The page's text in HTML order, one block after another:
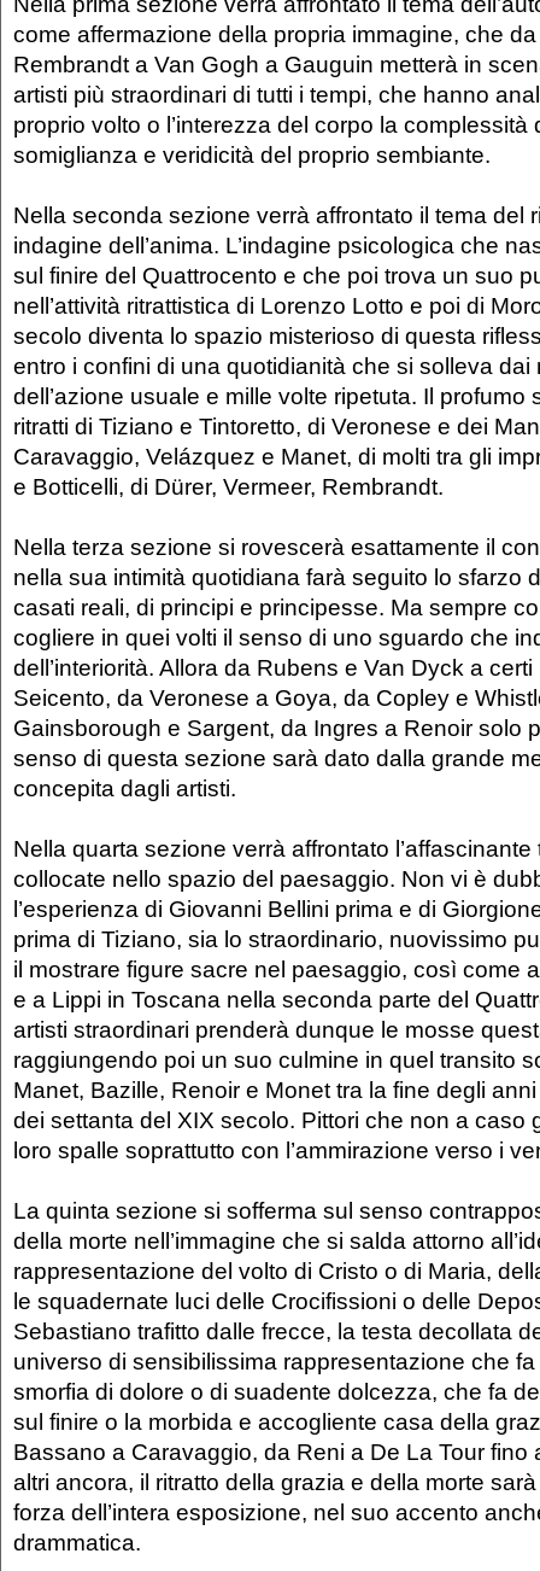
come affermazione della propria immagine, che
Rembrandt a Van Gogh a Gauguin metterà in
artisti più straordinari di tutti i tempi, che hanno
proprio volto o l’interezza del corpo la complessità
somiglianza e veridicità del proprio sembiante.
Nella seconda sezione verrà affrontato il tema del
indagine dell’anima. L’indagine psicologica che
sul finire del Quattrocento e che poi trova un suo
nell’attività ritrattistica di Lorenzo Lotto e poi di
secolo diventa lo spazio misterioso di questa
entro i confini di una quotidianità che si solleva dai
dell’azione usuale e mille volte ripetuta. Il profumo
ritratti di Tiziano e Tintoretto, di Veronese e dei
Caravaggio, Velázquez e Manet, di molti tra gli
e Botticelli, di Dürer, Vermeer, Rembrandt.
Nella terza sezione si rovescerà esattamente il
nella sua intimità quotidiana farà seguito lo sfarzo
casati reali, di principi e principesse. Ma sempre
cogliere in quei volti il senso di uno sguardo che
dell’interiorità. Allora da Rubens e Van Dyck a
Seicento, da Veronese a Goya, da Copley e
Gainsborough e Sargent, da Ingres a Renoir solo
senso di questa sezione sarà dato dalla grande
concepita dagli artisti.
Nella quarta sezione verrà affrontato
collocate nello spazio del paesaggio. Non vi è
l’esperienza di Giovanni Bellini prima e di
prima di Tiziano, sia lo straordinario, nuovissimo
il mostrare figure sacre nel paesaggio, così come
e a Lippi in Toscana nella seconda parte del
artisti straordinari prenderà dunque le mosse
raggiungendo poi un suo culmine in quel transito
Manet, Bazille, Renoir e Monet tra la fine degli
dei settanta del XIX secolo. Pittori che non a caso
loro spalle soprattutto con l’ammirazione verso i
La quinta sezione si sofferma sul senso
della morte nell’immagine che si salda attorno
rappresentazione del volto di Cristo o di Maria,
le squadernate luci delle Crocifissioni o delle
Sebastiano trafitto dalle frecce, la testa decollata
universo di sensibilissima rappresentazione che
smorfia di dolore o di suadente dolcezza, che fa
sul finire o la morbida e accogliente casa della
Bassano a Caravaggio, da Reni a De La Tour fino
altri ancora, il ritratto della grazia e della morte
forza dell’intera esposizione, nel suo accento
drammatica.